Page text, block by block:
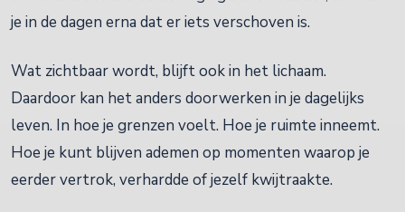
je in de dagen erna dat er iets verschoven is.
Wat zichtbaar wordt, blijft ook in het lichaam.
Daardoor kan het anders doorwerken in je dagelijks
leven. In hoe je grenzen voelt. Hoe je ruimte inneemt.
Hoe je kunt blijven ademen op momenten waarop je
eerder vertrok, verhardde of jezelf kwijtraakte.